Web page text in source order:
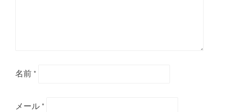
名前 *
メール *